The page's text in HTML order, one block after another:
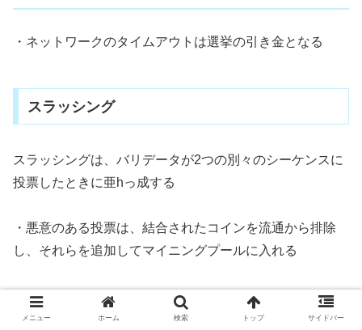
・ネットワークのタイムアウトは選挙の引き金となる
スラッシング
スラッシングは、バリデータが2つの別々のシーケンスに
投票したときに亜hっ成する
・悪意のある投票は、結合されたコインを流通から排除
し、それらを追加してマイニングプールに入れる
・結合するシーケンスに過去に投票したことがある場合
は、投票できない
メニュー ホーム 検索 トップ サイドバー